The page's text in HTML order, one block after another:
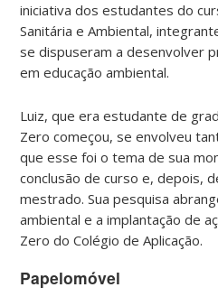
iniciativa dos estudantes do
Sanitária e Ambiental,
se dispuseram a desenvolver
em educação ambiental.
Luiz, que era estudante de
Zero começou, se envolveu
que esse foi o tema de sua
conclusão de curso e, depois,
mestrado. Sua pesquisa
ambiental e a implantação de
Zero do Colégio de Aplicação.
Papelomóvel